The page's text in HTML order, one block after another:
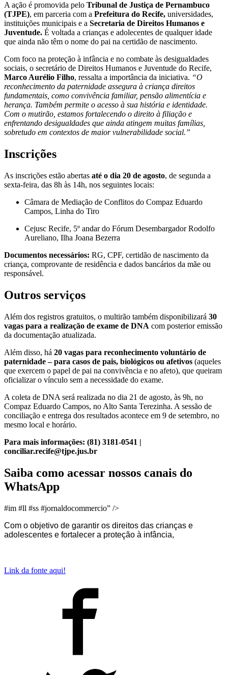
A ação é promovida pelo Tribunal de Justiça de Pernambuco
(TJPE), em parceria com a Prefeitura do Recife, universidades,
instituições municipais e a Secretaria de Direitos Humanos e
Juventude. É voltada a crianças e adolecentes de qualquer idade
que ainda não têm o nome do pai na certidão de nascimento.
Com foco na proteção à infância e no combate às desigualdades
sociais, o secretário de Direitos Humanos e Juventude do Recife,
Marco Aurélio Filho, ressalta a importância da iniciativa. “O
reconhecimento da paternidade assegura à criança direitos
fundamentais, como convivência familiar, pensão alimentícia e
herança. Também permite o acesso à sua história e identidade.
Com o mutirão, estamos fortalecendo o direito à filiação e
enfrentando desigualdades que ainda atingem muitas famílias,
sobretudo em contextos de maior vulnerabilidade social.”
Inscrições
As inscrições estão abertas até o dia 20 de agosto, de segunda a
sexta-feira, das 8h às 14h, nos seguintes locais:
Câmara de Mediação de Conflitos do Compaz Eduardo
Campos, Linha do Tiro
Cejusc Recife, 5º andar do Fórum Desembargador Rodolfo
Aureliano, Ilha Joana Bezerra
Documentos necessários: RG, CPF, certidão de nascimento da
criança, comprovante de residência e dados bancários da mãe ou
responsável.
Outros serviços
Além dos registros gratuitos, o multirão também disponibilizará 30
vagas para a realização de exame de DNA com posterior emissão
da documentação atualizada.
Além disso, há 20 vagas para reconhecimento voluntário de
paternidade – para casos de pais, biológicos ou afetivos (aqueles
que exercem o papel de pai na convivência e no afeto), que queiram
oficializar o vínculo sem a necessidade do exame.
A coleta de DNA será realizada no dia 21 de agosto, às 9h, no
Compaz Eduardo Campos, no Alto Santa Terezinha. A sessão de
conciliação e entrega dos resultados acontece em 9 de setembro, no
mesmo local e horário.
Para mais informações: (81) 3181-0541 |
conciliar.recife@tjpe.jus.br
Saiba como acessar nossos canais do
WhatsApp
#im #ll #ss #jornaldocommercio” />
Com o objetivo de garantir os direitos das crianças e
adolescentes e fortalecer a proteção à infância,
Link da fonte aqui!